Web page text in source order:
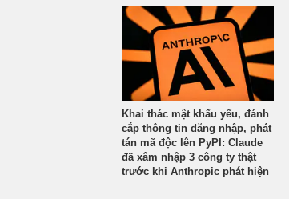
Khai thác mật khẩu yếu, đánh
cắp thông tin đăng nhập, phát
tán mã độc lên PyPI: Claude
đã xâm nhập 3 công ty thật
trước khi Anthropic phát hiện